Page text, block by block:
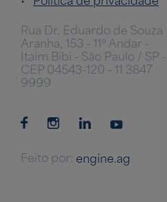
Rua Dr. Eduardo de Souza
Aranha, 153 - 11º Andar -
Itaim Bibi - São Paulo / SP –
CEP 04543-120 - 11 3847
9999
Feito por: engine.ag